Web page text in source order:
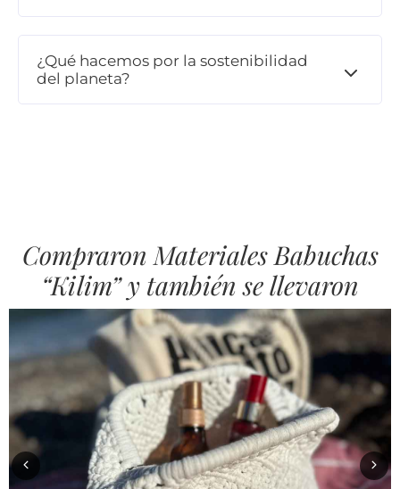
¿Qué hacemos por la sostenibilidad
del planeta?
Compraron Materiales Babuchas
“Kilim” y también se llevaron